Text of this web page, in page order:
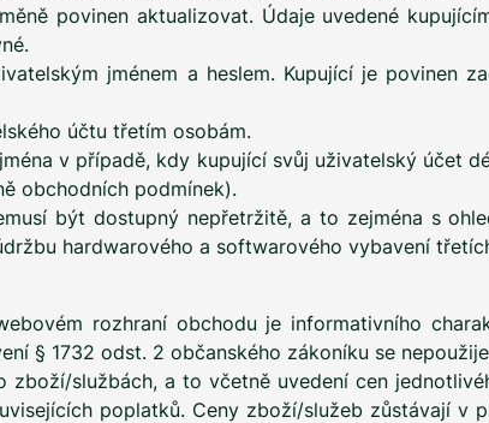
povinen aktualizovat. Údaje uvedené
jménem a heslem. Kupující je povinen
účtu třetím osobám.
v případě, kdy kupující svůj uživatelský účet
obchodních podmínek).
být dostupný nepřetržitě, a to zejména s
hardwarového a softwarového vybavení
rozhraní obchodu je informativního
§ 1732 odst. 2 občanského zákoníku se
zboží/službách, a to včetně uvedení cen
poplatků. Ceny zboží/služeb zůstávají v